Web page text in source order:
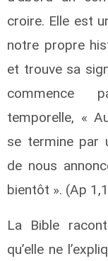
croire. Elle est
notre propre
et trouve sa
commence
temporelle, «
se termine par
de nous
bientôt ». (Ap
La Bible
qu’elle ne